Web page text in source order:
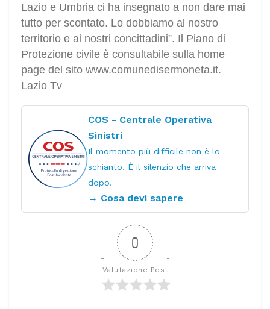
Lazio e Umbria ci ha insegnato a non dare mai
tutto per scontato. Lo dobbiamo al nostro
territorio e ai nostri concittadini”. Il Piano di
Protezione civile è consultabile sulla home
page del sito www.comunedisermoneta.it.
Lazio Tv
COS - Centrale Operativa
Sinistri
Il momento più difficile non è lo
schianto. È il silenzio che arriva
dopo.
→ Cosa devi sapere
0
Valutazione Post